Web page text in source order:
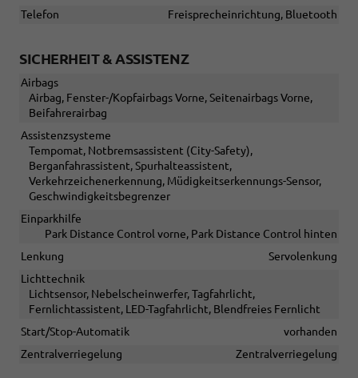
Telefon
Freisprecheinrichtung, Bluetooth
SICHERHEIT & ASSISTENZ
Airbags
Airbag, Fenster-/Kopfairbags Vorne, Seitenairbags Vorne,
Beifahrerairbag
Assistenzsysteme
Tempomat, Notbremsassistent (City-Safety),
Berganfahrassistent, Spurhalteassistent,
Verkehrzeichenerkennung, Müdigkeitserkennungs-Sensor,
Geschwindigkeitsbegrenzer
Einparkhilfe
Park Distance Control vorne, Park Distance Control hinten
Lenkung
Servolenkung
Lichttechnik
Lichtsensor, Nebelscheinwerfer, Tagfahrlicht,
Fernlichtassistent, LED-Tagfahrlicht, Blendfreies Fernlicht
Start/Stop-Automatik
vorhanden
Zentralverriegelung
Zentralverriegelung